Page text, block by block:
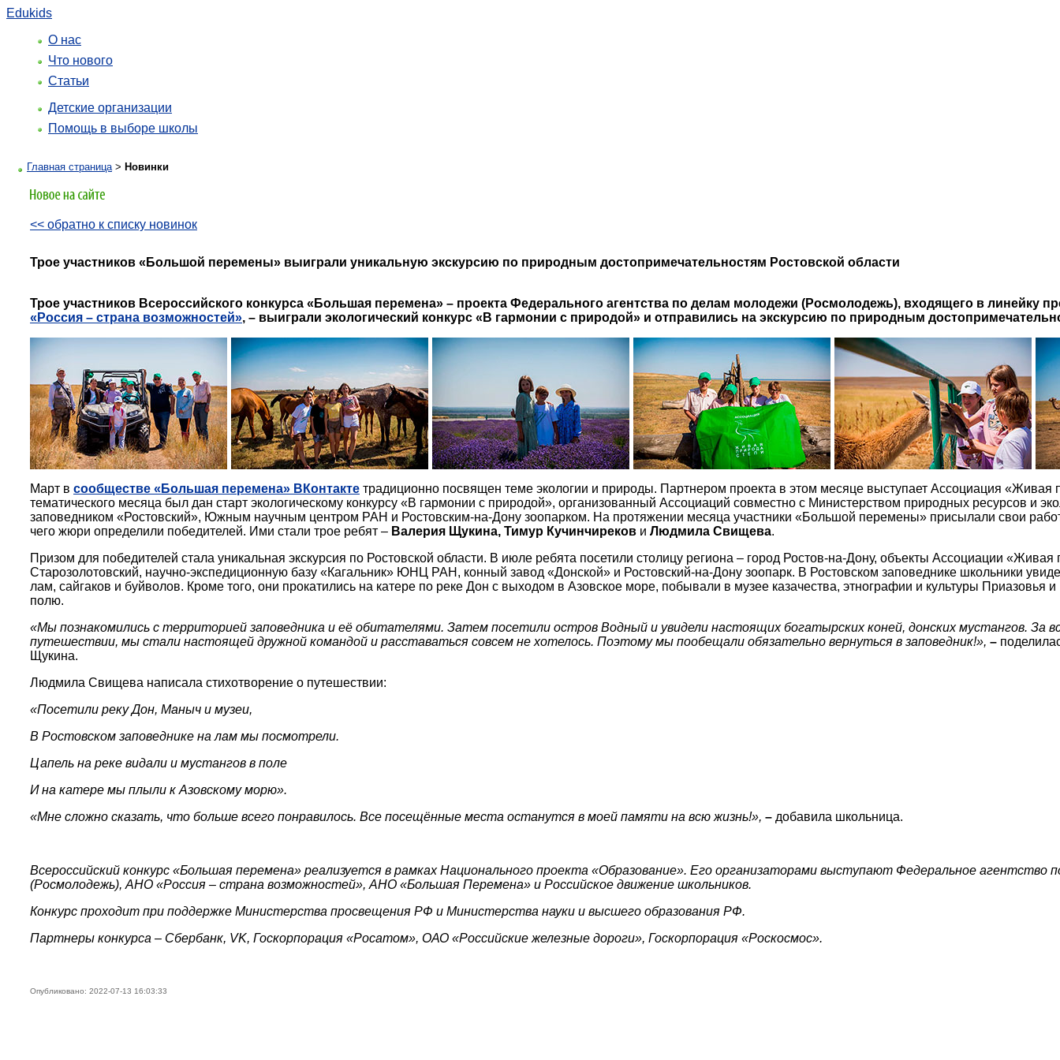
Edukids
О нас
Что нового
Статьи
Детские организации
Помощь в выборе школы
Главная страница> Новинки
<< обратно к списку новинок
Трое участников «Большой перемены» выиграли уникальную экскурсию по природным достопримечательностям Ростовской области
Трое участников Всероссийского конкурса «Большая перемена» – проекта Федерального агентства по делам молодежи (Росмолодежь), входящего в линейку
«Россия – страна возможностей», – выиграли экологический конкурс «В гармонии с природой» и отправились на экскурсию по природным
Март в сообществе «Большая перемена» ВКонтакте традиционно посвящен теме экологии и природы. Партнером проекта в этом месяце выступает Ассоциация «Живая
тематического месяца был дан старт экологическому конкурсу «В гармонии с природой», организованный Ассоциаций совместно с Министерством природных ресурсов и
заповедником «Ростовский», Южным научным центром РАН и Ростовским-на-Дону зоопарком. На протяжении месяца участники «Большой перемены» присылали свои
чего жюри определили победителей. Ими стали трое ребят – Валерия Щукина, Тимур Кучинчиреков и Людмила Свищева.
Призом для победителей стала уникальная экскурсия по Ростовской области. В июле ребята посетили столицу региона – город Ростов-на-Дону, объекты Ассоциации «Живая
Старозолотовский, научно-экспедиционную базу «Кагальник» ЮНЦ РАН, конный завод «Донской» и Ростовский-на-Дону зоопарк. В Ростовском заповеднике школьники
лам, сайгаков и буйволов. Кроме того, они прокатились на катере по реке Дон с выходом в Азовское море, побывали в музее казачества, этнографии и культуры Приазовья
полю.
«Мы познакомились с территорией заповедника и её обитателями. Затем посетили остров Водный и увидели настоящих богатырских коней, донских мустангов. За
путешествии, мы стали настоящей дружной командой и расставаться совсем не хотелось. Поэтому мы пообещали обязательно вернуться в заповедник!», –
Щукина.
Людмила Свищева написала стихотворение о путешествии:
«Посетили реку Дон, Маныч и музеи,
В Ростовском заповеднике на лам мы посмотрели.
Цапель на реке видали и мустангов в поле
И на катере мы плыли к Азовскому морю».
«Мне сложно сказать, что больше всего понравилось. Все посещённые места останутся в моей памяти на всю жизнь!», – добавила школьница.
Всероссийский конкурс «Большая перемена» реализуется в рамках Национального проекта «Образование». Его организаторами выступают Федеральное агентство
(Росмолодежь), АНО «Россия – страна возможностей», АНО «Большая Перемена» и Российское движение школьников.
Конкурс проходит при поддержке Министерства просвещения РФ и Министерства науки и высшего образования РФ.
Партнеры конкурса – Сбербанк, VK, Госкорпорация «Росатом», ОАО «Российские железные дороги», Госкорпорация «Роскосмос».
Опубликовано: 2022-07-13 16:03:33